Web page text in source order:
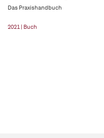
Das Praxishandbuch
2021 | Buch